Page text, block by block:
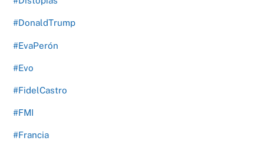
#DonaldTrump
#EvaPerón
#Evo
#FidelCastro
#FMI
#Francia